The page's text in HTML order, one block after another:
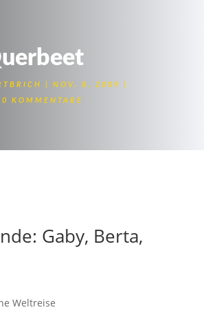
NOV. 8, 2009
0 KOMMENTARE
Gaby, Berta,
Weltreise